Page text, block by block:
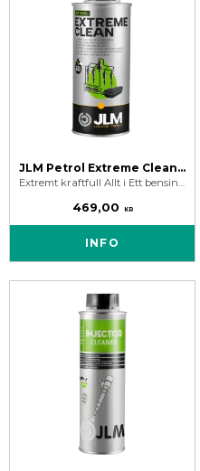
JLM Petrol Extreme Clean - Extremt Kraftfull Bensintillsats
Extremt kraftfull Allt i Ett bensintillsats för djup och genomgående rengöring av hela bränslesystemet. Främjar regenerering av bensin partikelfilter.
469,00 KR
INFO